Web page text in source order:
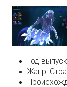
Год
Жанр: